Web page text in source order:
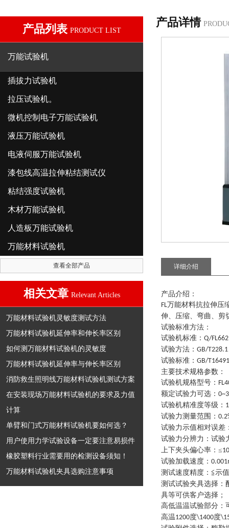
产品列表 PRODUCT LIST
万能试验机
插拔力试验机
拉压试验机。
微机控制电子万能试验机
液压万能试验机
电液伺服万能试验机
漆包线高温拉伸粘结测试仪
粘结强度试验机
木材万能试验机
人造板万能试验机
万能材料试验机
查看全部产品
相关文章 Relevant Articles
万能材料试验机灵敏度测试方法
万能材料试验机延伸率和伸长率区别
如何测万能材料试验机的灵敏度
万能材料试验机延伸率与伸长率区别
消防救生照明线万能材料试验机测试方案
在安装现场万能材料试验机的要求及力值
计算
单臂和门式万能材料试验机要如何选？
用户使用力学试验设备一定要注意易损件
橡胶塑料行业需要用的检测设备须知！
万能材料试验机夹具选购注意事项
产品详情
详细介绍
产品介绍：
FL万能材料抗拉伸压
伸、压缩、弯曲、剪
试验标准方法：
试验机标准 ： Q/
试验方法 ： GB/T228.1
试验标准 ： GB/T16491
主要技术规格参数 ：
试验机规格型号 ：
额定试验力可选 ：
试验机精准度等级 ： 1
试验力测量范围 ：
试验力示值相对误差
试验力分辨力 ： 试验
上下夹头偏心率 ： ≤10
试验加载速度 ：
测试速度精度 ： ≦示
测试试验夹具选择 ：
具等可供客户选择 ；
高低温温试验部分 ：
高温1200度\1400度